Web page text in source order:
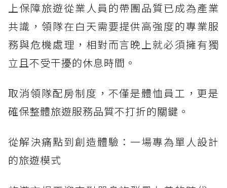
上保障旅遊從業人員的帶團品質已成為產業
共識，領隊在白天需要提供高強度的專業服
務與危機處理，相對而言晚上就必須擁有獨
立且不受干擾的休息時間。
取消領隊配房制度，不僅是體恤員工，更是
確保整體旅遊服務品質不打折的關鍵。
從解決痛點到創造體驗：一場專為單人設計
的旅遊模式